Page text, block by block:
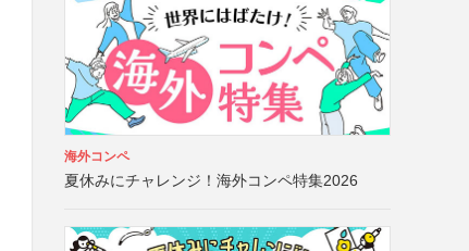
海外コンペ
夏休みにチャレンジ！海外コンペ特集2026